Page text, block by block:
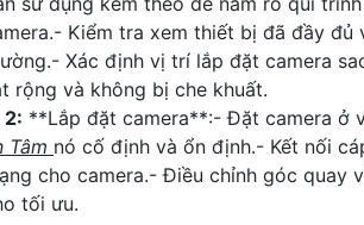
Kiểm tra xem thiết bị đã đầy đủ
Xác định vị trí lắp đặt camera
rộng và không bị che khuất.
2: **Lắp đặt camera**:- Đặt camera ở
Tâm nó cố định và ổn định.- Kết nối
cho camera.- Điều chỉnh góc quay
tối ưu.